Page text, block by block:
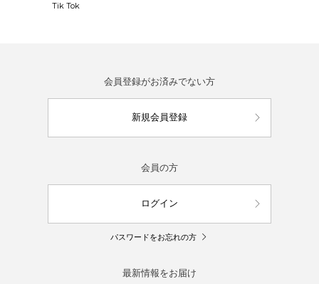
Tik Tok
会員登録がお済みでない方
新規会員登録
会員の方
ログイン
パスワードをお忘れの方
最新情報をお届け